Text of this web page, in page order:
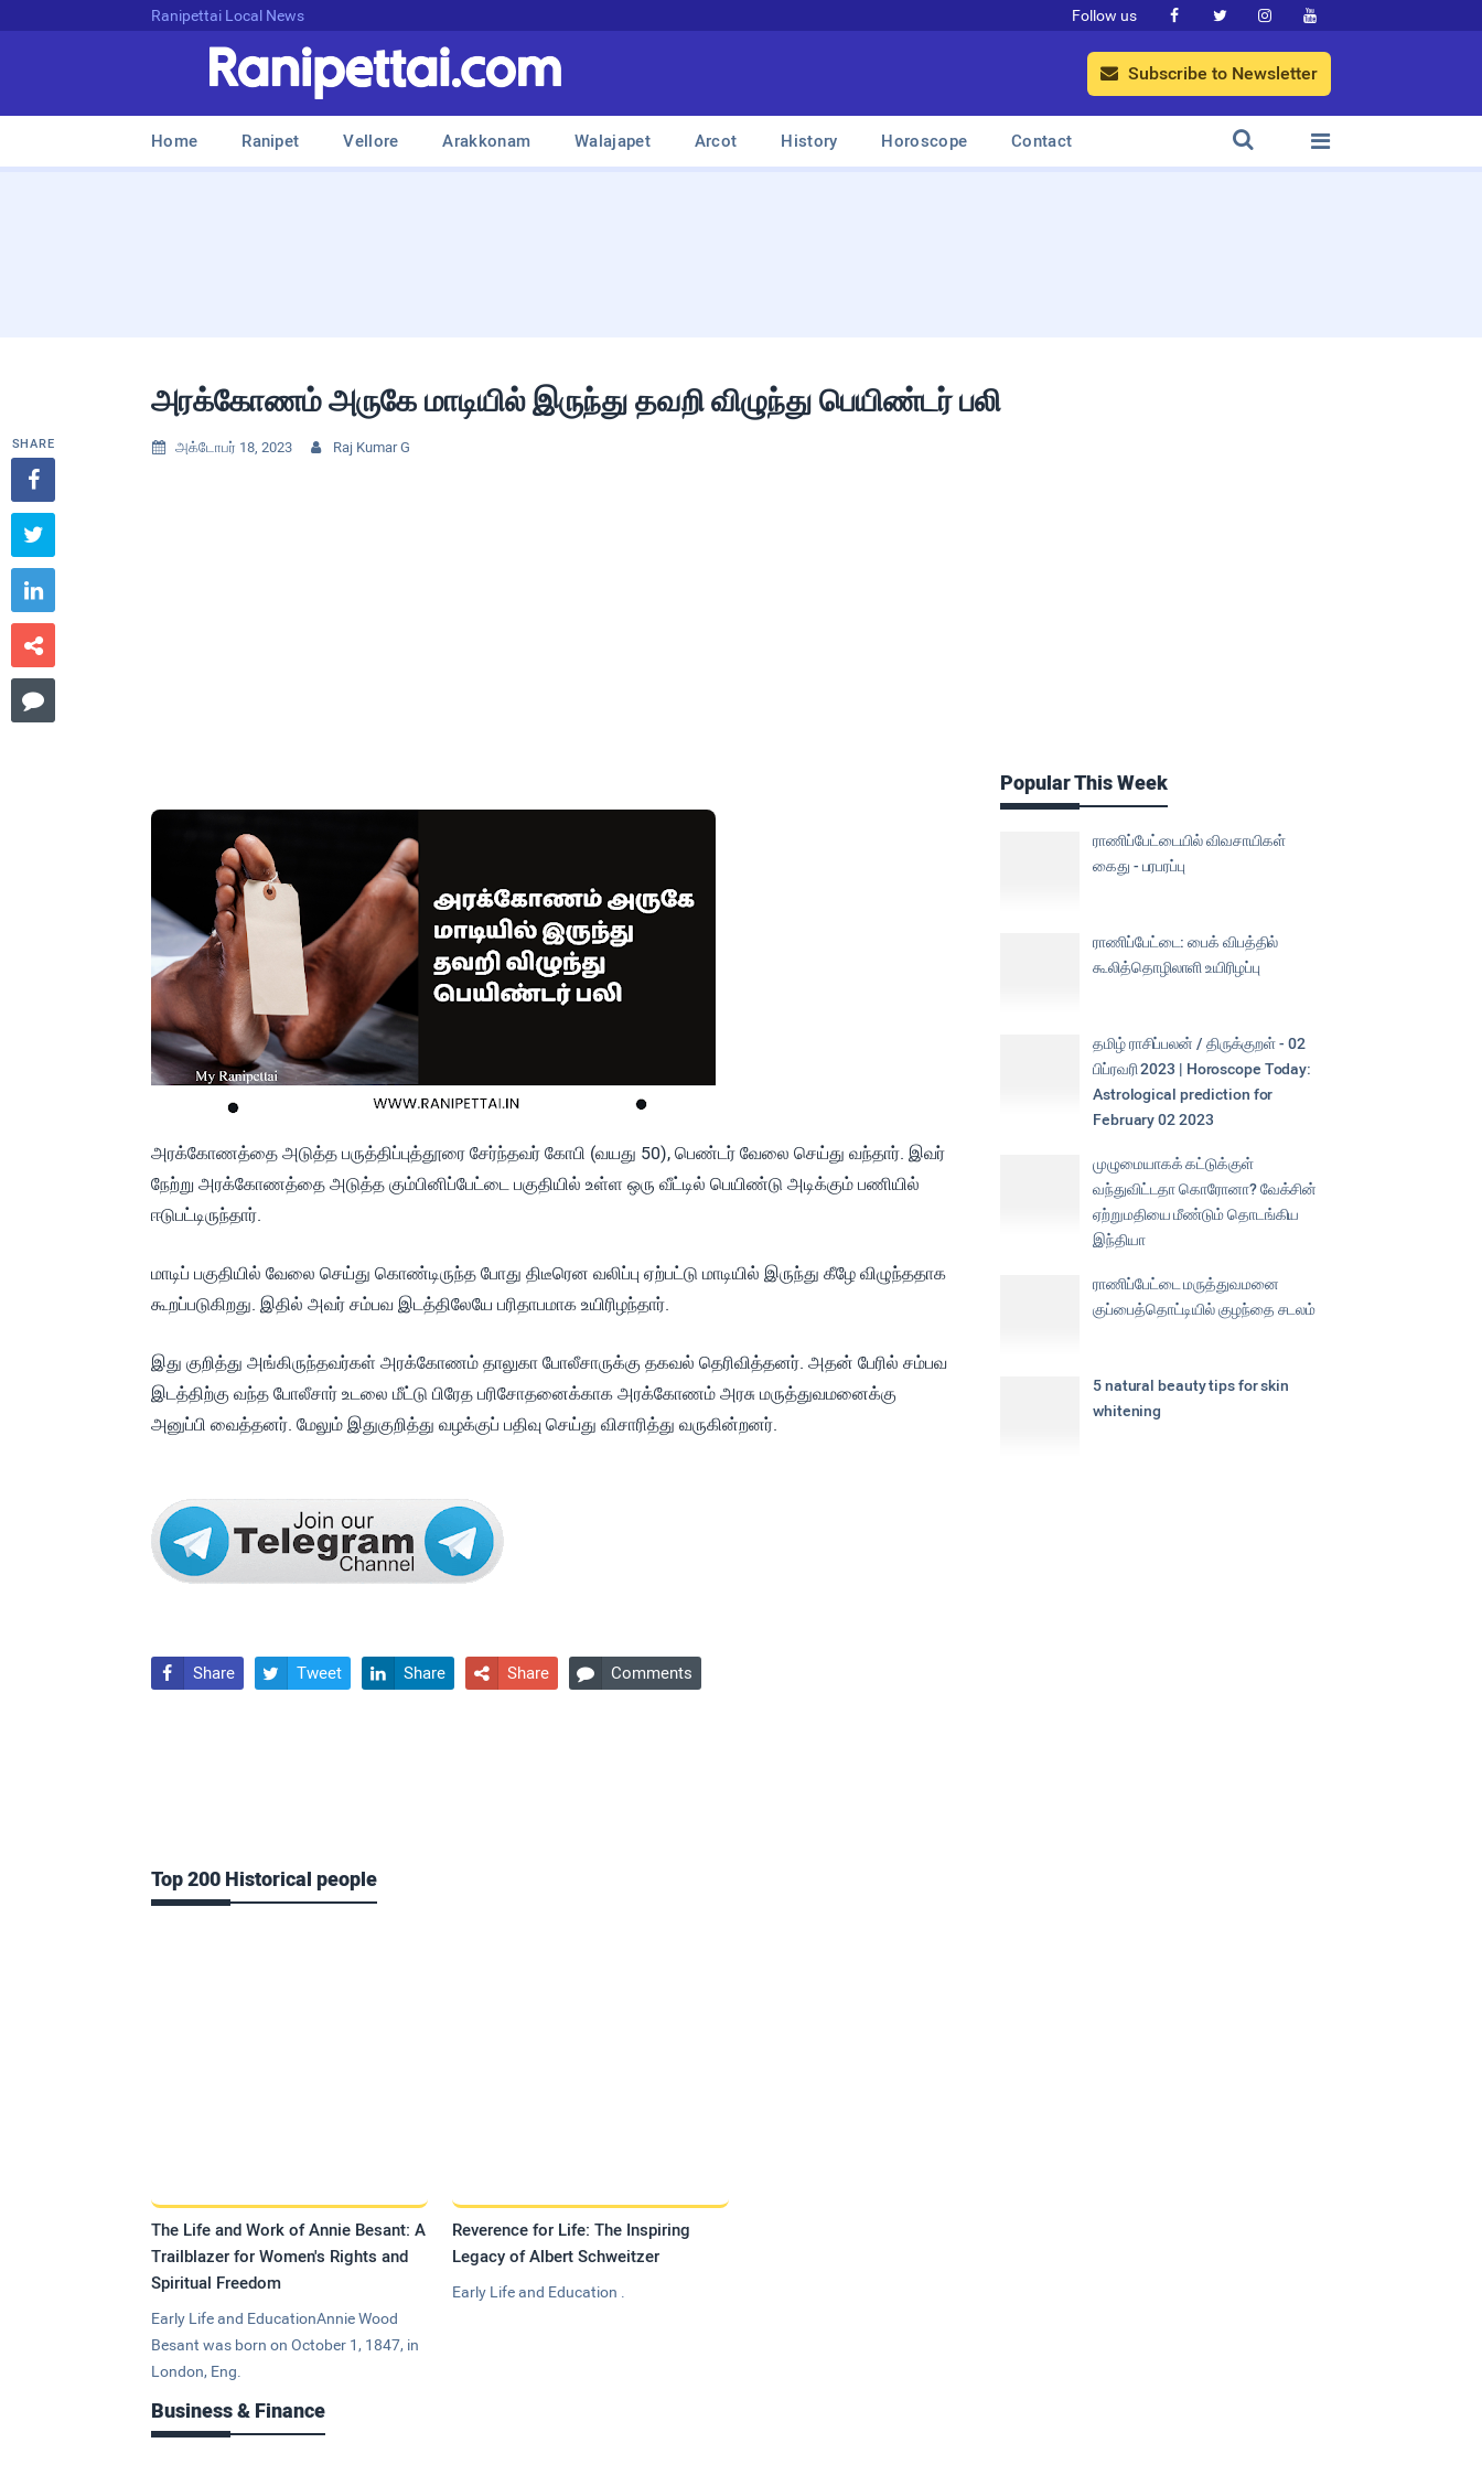
Ranipettai Local News Follow us    
 Subscribe to Newsletter
Home Ranipet Vellore Arakkonam Walajapet Arcot History Horoscope Contact 

அரக்கோணம் அருகே மாடியில் இருந்து தவறி விழுந்து பெயிண்டர் பலி
 அக்டோபர் 18, 2023  Raj Kumar G
அரக்கோணத்தை அடுத்த பருத்திப்புத்தூரை சேர்ந்தவர் கோபி (வயது 50), பெண்டர் வேலை செய்து வந்தார். இவர்
நேற்று அரக்கோணத்தை அடுத்த கும்பினிப்பேட்டை பகுதியில் உள்ள ஒரு வீட்டில் பெயிண்டு அடிக்கும் பணியில்
ஈடுபட்டிருந்தார்.
மாடிப் பகுதியில் வேலை செய்து கொண்டிருந்த போது திடீரென வலிப்பு ஏற்பட்டு மாடியில் இருந்து கீழே விழுந்ததாக
கூறப்படுகிறது. இதில் அவர் சம்பவ இடத்திலேயே பரிதாபமாக உயிரிழந்தார்.
இது குறித்து அங்கிருந்தவர்கள் அரக்கோணம் தாலுகா போலீசாருக்கு தகவல் தெரிவித்தனர். அதன் பேரில் சம்பவ
இடத்திற்கு வந்த போலீசார் உடலை மீட்டு பிரேத பரிசோதனைக்காக அரக்கோணம் அரசு மருத்துவமனைக்கு
அனுப்பி வைத்தனர். மேலும் இதுகுறித்து வழக்குப் பதிவு செய்து விசாரித்து வருகின்றனர்.
SHARE





 Share  Tweet  Share  Share  Comments
Popular This Week
ராணிப்பேட்டையில் விவசாயிகள்
கைது - பரபரப்பு
ராணிப்பேட்டை: பைக் விபத்தில்
கூலித்தொழிலாளி உயிரிழப்பு
தமிழ் ராசிப்பலன் / திருக்குறள் - 02
பிப்ரவரி 2023 | Horoscope Today:
Astrological prediction for
February 02 2023
முழுமையாகக் கட்டுக்குள்
வந்துவிட்டதா கொரோனா? வேக்சின்
ஏற்றுமதியை மீண்டும் தொடங்கிய
இந்தியா
ராணிப்பேட்டை மருத்துவமனை
குப்பைத்தொட்டியில் குழந்தை சடலம்
5 natural beauty tips for skin
whitening
Top 200 Historical people
The Life and Work of Annie Besant: A
Trailblazer for Women's Rights and
Spiritual Freedom
Early Life and EducationAnnie Wood
Besant was born on October 1, 1847, in
London, Eng.
Reverence for Life: The Inspiring
Legacy of Albert Schweitzer
Early Life and Education .
Business & Finance